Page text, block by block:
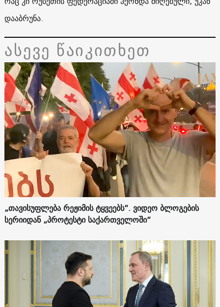
დააბრუნა.
ასევე წაიკითხეთ
„თავისუფლება რეჟიმის ტყვეებს“. ვიდეო ბლოგების
სერიიდან „პროტესტი საქართველოში“